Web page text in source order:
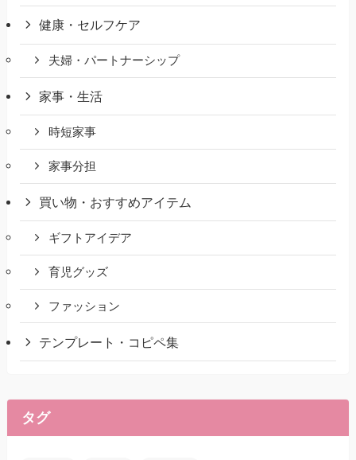
健康・セルフケア
夫婦・パートナーシップ
家事・生活
時短家事
家事分担
買い物・おすすめアイテム
ギフトアイデア
育児グッズ
ファッション
テンプレート・コピペ集
タグ